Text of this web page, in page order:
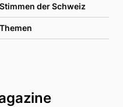
Stimmen der Schweiz
Themen